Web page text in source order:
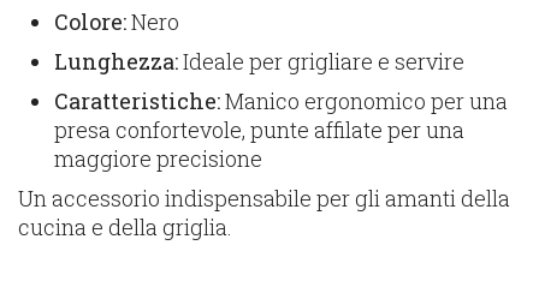
Colore:Nero
Lunghezza:Ideale per grigliare e servire
Caratteristiche:Manico ergonomico per una
presa confortevole, punte affilate per una
maggiore precisione
Un accessorio indispensabile per gli amanti della
cucina e della griglia.